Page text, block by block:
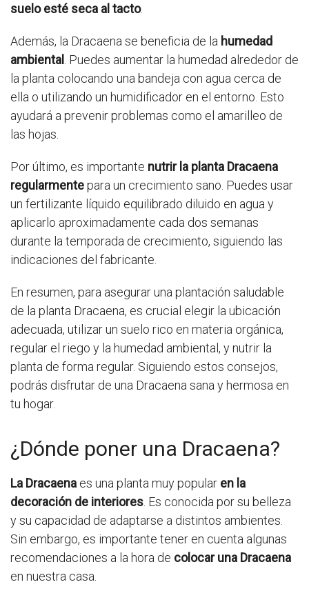
suelo esté seca al tacto.
Además, la Dracaena se beneficia de la humedad
ambiental . Puedes aumentar la humedad alrededor de
la planta colocando una bandeja con agua cerca de
ella o utilizando un humidificador en el entorno. Esto
ayudará a prevenir problemas como el amarilleo de
las hojas.
Por último, es importante nutrir la planta Dracaena
regularmentepara un crecimiento sano. Puedes usar
un fertilizante líquido equilibrado diluido en agua y
aplicarlo aproximadamente cada dos semanas
durante la temporada de crecimiento, siguiendo las
indicaciones del fabricante.
En resumen, para asegurar una plantación saludable
de la planta Dracaena, es crucial elegir la ubicación
adecuada, utilizar un suelo rico en materia orgánica,
regular el riego y la humedad ambiental, y nutrir la
planta de forma regular. Siguiendo estos consejos,
podrás disfrutar de una Dracaena sana y hermosa en
tu hogar.
¿Dónde poner una Dracaena?
La Dracaena es una planta muy popular en la
decoración de interiores . Es conocida por su belleza
y su capacidad de adaptarse a distintos ambientes.
Sin embargo, es importante tener en cuenta algunas
recomendaciones a la hora de colocar una Dracaena
en nuestra casa.